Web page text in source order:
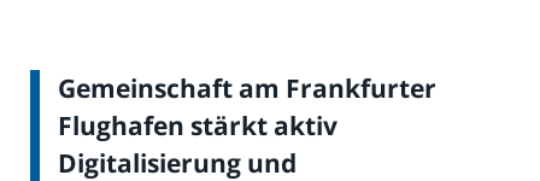
Gemeinschaft am Frankfurter
Flughafen stärkt aktiv
Digitalisierung und